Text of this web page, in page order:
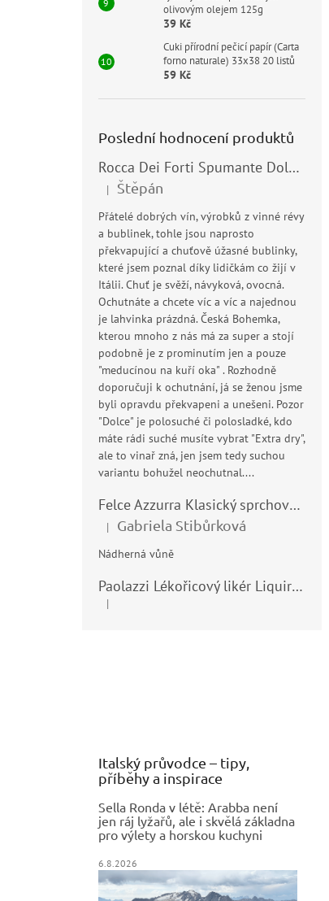
olivovým olejem 125g
39 Kč
Cuki přírodní pečicí papír (Carta
forno naturale) 33x38 20 listů
59 Kč
Poslední hodnocení produktů
Rocca Dei Forti Spumante Dolce 11,5% 0,75l
Hodnocení produktu je 5 z 5 hvězdiček.
| Štěpán
Přátelé dobrých vín, výrobků z vinné révy
a bublinek, tohle jsou naprosto
překvapující a chuťově úžasné bublinky,
které jsem poznal díky lidičkám co žijí v
Itálii. Chuť je svěží, návyková, ovocná.
Ochutnáte a chcete víc a víc a najednou
je lahvinka prázdná. Česká Bohemka,
kterou mnoho z nás má za super a stojí
podobně je z prominutím jen a pouze
"meducínou na kuří oka" . Rozhodně
doporučuji k ochutnání, já se ženou jsme
byli opravdu překvapeni a unešeni. Pozor
"Dolce" je polosuché či polosladké, kdo
máte rádi suché musíte vybrat "Extra dry",
ale to vinař zná, jen jsem tedy suchou
variantu bohužel neochutnal....
Felce Azzurra Klasický sprchový gel - doccia gel 400ml
Hodnocení produktu je 5 z 5 hvězdiček.
| Gabriela Stibůrková
Nádherná vůně
Paolazzi Lékořicový likér Liquirizia 24% 0,7L
Hodnocení produktu je 5 z 5 hvězdiček.
|
Italský průvodce – tipy,
příběhy a inspirace
Sella Ronda v létě: Arabba není
jen ráj lyžařů, ale i skvělá základna
pro výlety a horskou kuchyni
6.8.2026